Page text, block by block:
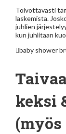
Toivottavasti
laskemista.
juhlien
kun juhlitaan
baby shower
keksi